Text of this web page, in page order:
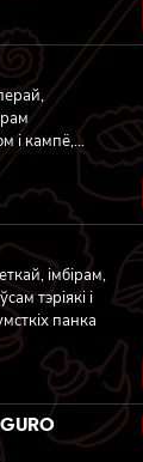
і кампё,
кунжутам
імбірам,
тэріякі і
панка